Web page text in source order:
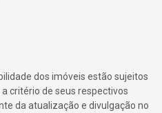
dos imóveis estão sujeitos
critério de seus respectivos
da atualização e divulgação no